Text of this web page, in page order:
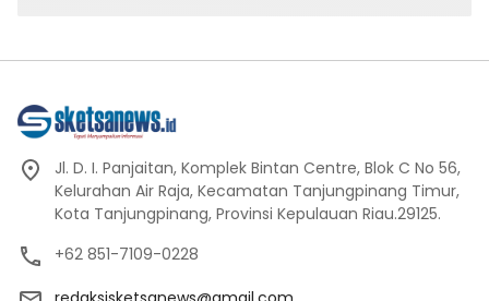
Jl. D. I. Panjaitan, Komplek Bintan Centre, Blok C No 56,
Kelurahan Air Raja, Kecamatan Tanjungpinang Timur,
Kota Tanjungpinang, Provinsi Kepulauan Riau.29125.
+62 851-7109-0228